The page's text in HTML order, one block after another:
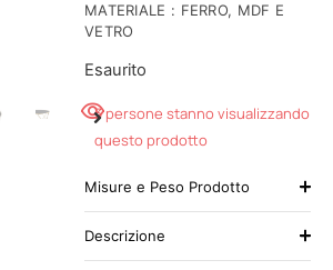
MATERIALE : FERRO, MDF E
VETRO
Esaurito
3 persone stanno visualizzando
questo prodotto
Misure e Peso Prodotto
Descrizione